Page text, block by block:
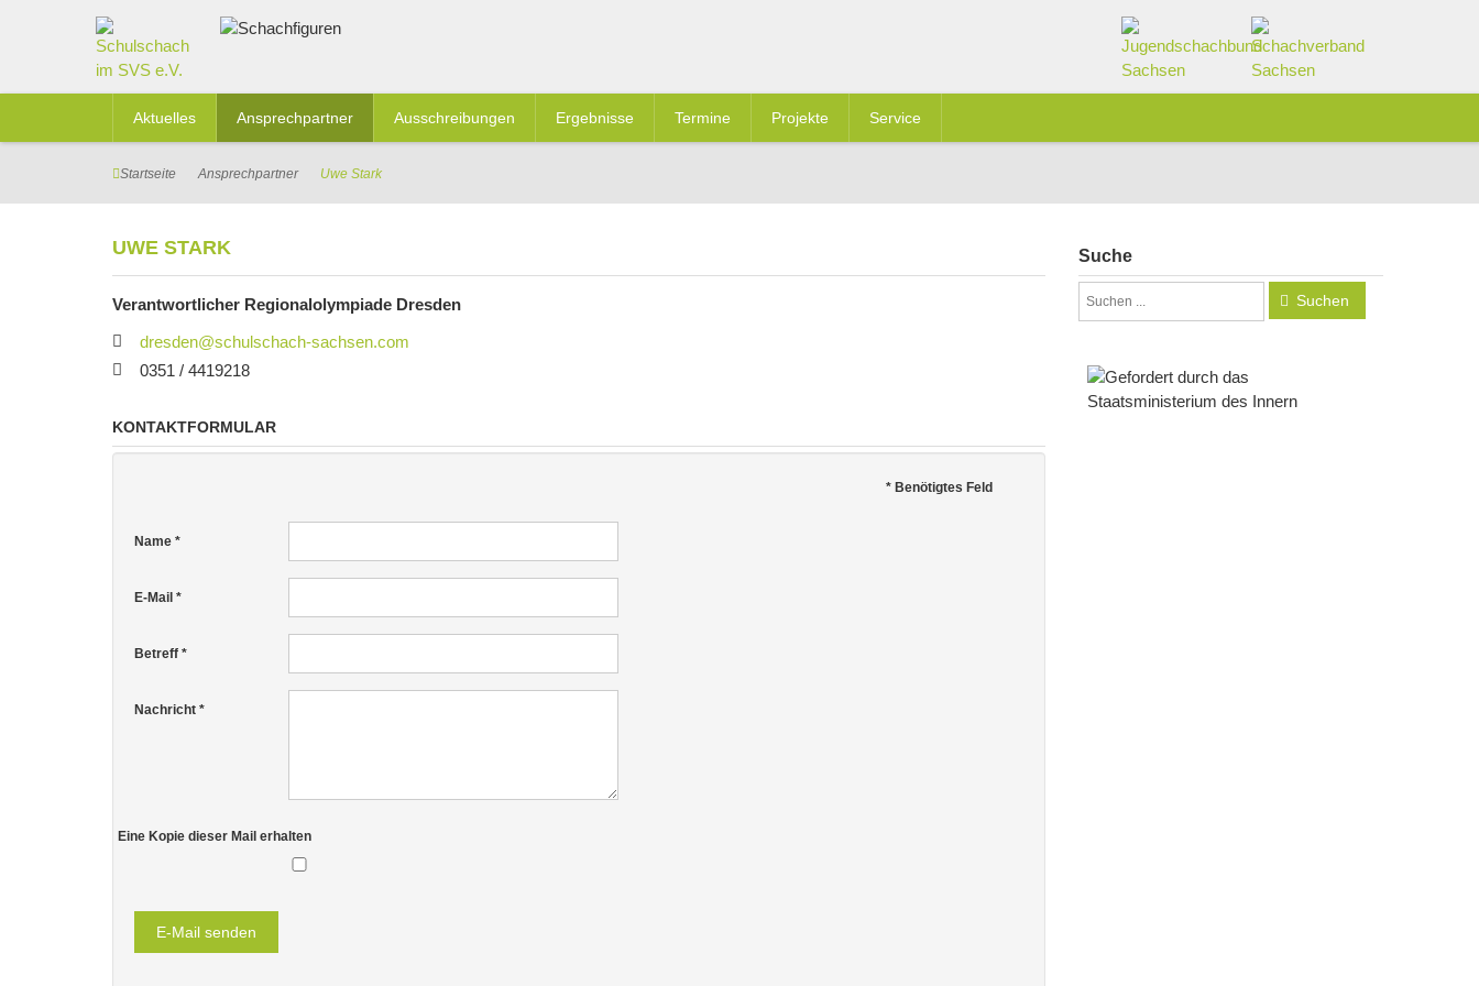
Aktuelles Ansprechpartner Ausschreibungen Ergebnisse Termine Projekte Service
Startseite Ansprechpartner Uwe Stark
UWE STARK
Verantwortlicher Regionalolympiade Dresden
dresden@schulschach-sachsen.com
0351 / 4419218
KONTAKTFORMULAR
*Benötigtes Feld
Name *
E-Mail *
Betreff *
Nachricht *
Eine Kopie dieser Mail erhalten
E-Mail senden
Suche
Suchen